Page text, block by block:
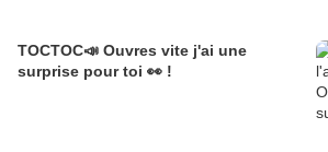
TOCTOC📣 Ouvres vite j'ai une
surprise pour toi 👀 !